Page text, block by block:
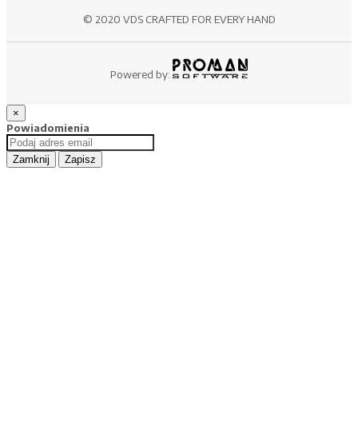
© 2020 VDS CRAFTED FOR EVERY HAND
Powered by:
×
Powiadomienia
Zamknij Zapisz